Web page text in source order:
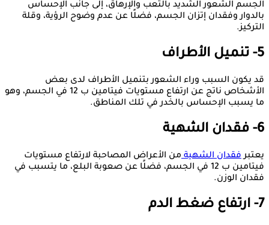
الجسم الشعور الشديد بالتعب والإرهاق، إلى جانب الإحساس
بالدوار وفقدان إتزان الجسم، فضلًا عن عدم وضوح الرؤية، وقلة
التركيز.
5- تنميل الأطراف
قد يكون السبب وراء الشعور بتنميل الأطراف لدى بعض
الأشخاص ناتج عن ارتفاع مستويات فيتامين ب 12 في الجسم، وهو
ما يسبب الإحساس بالخدر في تلك المناطق.
6- فقدان الشهية
يعتبرفقدان الشهيةمن الأعراض المصاحبة لارتفاع مستويات
فيتامين ب 12 في الجسم، فضلًا عن صعوبة البلع، ما يتسبب في
فقدان الوزن.
7- ارتفاع ضغط الدم